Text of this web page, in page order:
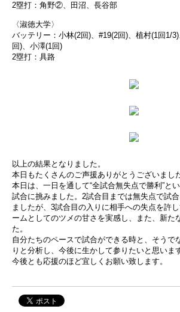
2塁打：角野②、田沼、長谷部
〈淑徳大学〉
バッテリー：小林(2回)、#19(2回)、植村(1回1/
回)、小澤(1回)
2塁打：具路
以上の結果となりました。
本日もたくさんのご声援ありがとうございまし
本日は、一日を通して“全試合無失点で勝利”と
試合に挑みました。2試合目までは無失点で試
ましたが、3試合目の入りに相手への失点を許
ームとしてのツメの甘さを実感し、また、新た
た。
自分たちのペースで試合ができる時と、そうで
りと分析し、今後に生かして参りたいと思いま
今後とも応援のほど宜しくお願い致します。